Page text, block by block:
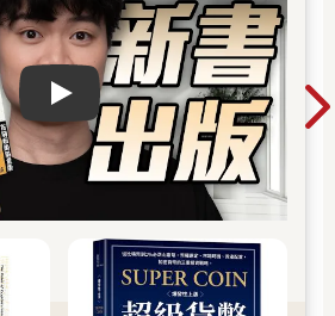
或是靠房地產、股票大賺一筆。這些被
不過氣來的父母，根本無法像上一代父
已經沒有能力供養，畢業後經濟還無法
子變成月光男或是敗金女，自己賺錢不
父母代為收拾殘局，很可能拖垮父母的
時的養兒就是「煩惱」，更不用期待養
。
趕快處理負債，否則別說是累積財
債將直接預告未來的貧窮人生。
Play video